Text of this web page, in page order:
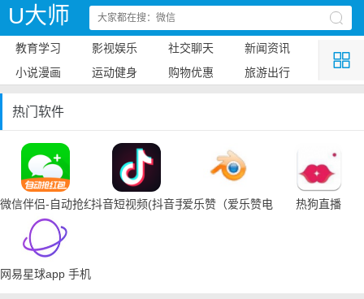
U大师
教育学习 影视娱乐 社交聊天
新闻资讯
小说漫画
运动健身 购物优惠 旅游出行
热门软件
微信伴侣-自动抢红包抖音短视频(抖音手机下载)爱乐赞（爱乐赞电脑手机下载）
热狗直播
网易星球app 手机下载